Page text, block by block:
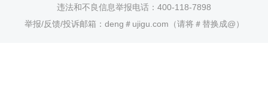
违法和不良信息举报电话：400-118-7898
举报/反馈/投诉邮箱：deng＃ujigu.com（请将＃替换成@）